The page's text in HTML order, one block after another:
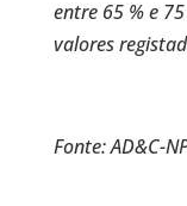
entre 65 % e
valores
Fonte: AD&C-